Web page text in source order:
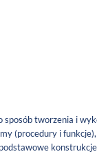
sposób tworzenia i
(procedury i